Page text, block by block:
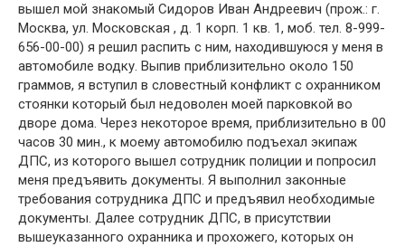
вышел мой знакомый Сидоров Иван Андреевич (прож.: г.
Москва, ул. Московская , д. 1 корп. 1 кв. 1, моб. тел. 8-999-
656-00-00) я решил распить с ним, находившуюся у меня в
автомобиле водку. Выпив приблизительно около 150
граммов, я вступил в словестный конфликт с охранником
стоянки который был недоволен моей парковкой во
дворе дома. Через некоторое время, приблизительно в 00
часов 30 мин., к моему автомобилю подъехал экипаж
ДПС, из которого вышел сотрудник полиции и попросил
меня предъявить документы. Я выполнил законные
требования сотрудника ДПС и предъявил необходимые
документы. Далее сотрудник ДПС, в присутствии
вышеуказанного охранника и прохожего, которых он